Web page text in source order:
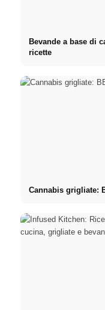
Bevande a base di
ricette
Cannabis grigliate: